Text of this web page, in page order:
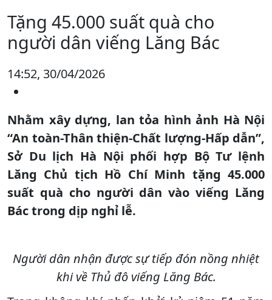
Tặng 45.000 suất quà cho
người dân viếng Lăng Bác
14:52, 30/04/2026
Nhằm xây dựng, lan tỏa hình ảnh Hà Nội
“An toàn-Thân thiện-Chất lượng-Hấp dẫn”,
Sở Du lịch Hà Nội phối hợp Bộ Tư lệnh
Lăng Chủ tịch Hồ Chí Minh tặng 45.000
suất quà cho người dân vào viếng Lăng
Bác trong dịp nghỉ lễ.
Người dân nhận được sự tiếp đón nồng nhiệt
khi về Thủ đô viếng Lăng Bác.